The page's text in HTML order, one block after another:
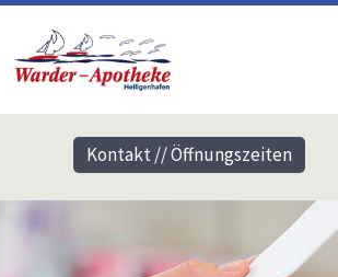
Kontakt // Öffnungszeiten